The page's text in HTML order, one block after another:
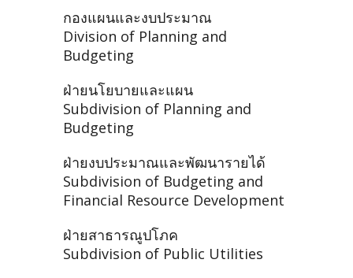
กองแผนและงบประมาณ
Division of Planning and
Budgeting
ฝ่ายนโยบายและแผน
Subdivision of Planning and
Budgeting
ฝ่ายงบประมาณและพัฒนารายได้
Subdivision of Budgeting and
Financial Resource Development
ฝ่ายสาธารณูปโภค
Subdivision of Public Utilities